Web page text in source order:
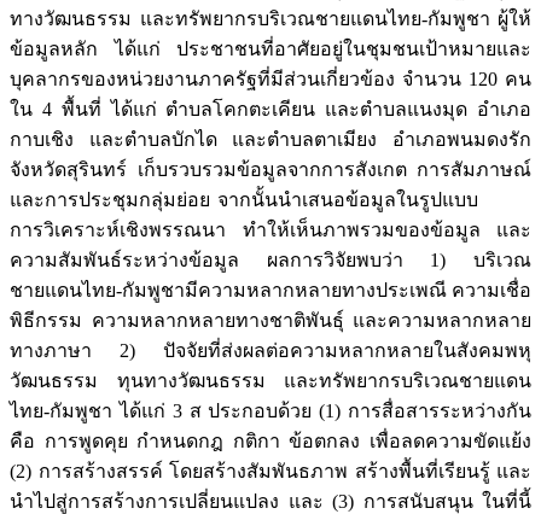
ทางวัฒนธรรม และทรัพยากรบริเวณชายแดนไทย-กัมพูชา ผู้ให้
ข้อมูลหลัก ได้แก่ ประชาชนที่อาศัยอยู่ในชุมชนเป้าหมายและ
บุคลากรของหน่วยงานภาครัฐที่มีส่วนเกี่ยวข้อง จำนวน 120 คน
ใน 4 พื้นที่ ได้แก่ ตำบลโคกตะเคียน และตำบลแนงมุด อำเภอ
กาบเชิง และตำบลบักได และตำบลตาเมียง อำเภอพนมดงรัก
จังหวัดสุรินทร์ เก็บรวบรวมข้อมูลจากการสังเกต การสัมภาษณ์
และการประชุมกลุ่มย่อย จากนั้นนำเสนอข้อมูลในรูปแบบ
การวิเคราะห์เชิงพรรณนา ทำให้เห็นภาพรวมของข้อมูล และ
ความสัมพันธ์ระหว่างข้อมูล ผลการวิจัยพบว่า 1) บริเวณ
ชายแดนไทย-กัมพูชามีความหลากหลายทางประเพณี ความเชื่อ
พิธีกรรม ความหลากหลายทางชาติพันธุ์ และความหลากหลาย
ทางภาษา 2) ปัจจัยที่ส่งผลต่อความหลากหลายในสังคมพหุ
วัฒนธรรม ทุนทางวัฒนธรรม และทรัพยากรบริเวณชายแดน
ไทย-กัมพูชา ได้แก่ 3 ส ประกอบด้วย (1) การสื่อสารระหว่างกัน
คือ การพูดคุย กำหนดกฎ กติกา ข้อตกลง เพื่อลดความขัดแย้ง
(2) การสร้างสรรค์ โดยสร้างสัมพันธภาพ สร้างพื้นที่เรียนรู้ และ
นำไปสู่การสร้างการเปลี่ยนแปลง และ (3) การสนับสนุน ในที่นี้